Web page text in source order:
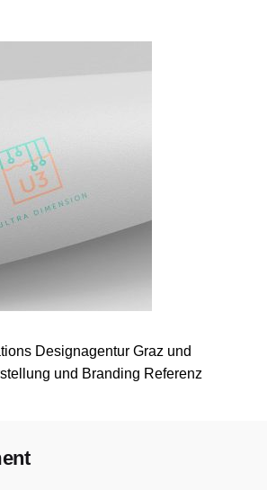
Designagentur Graz und
und Branding Referenz